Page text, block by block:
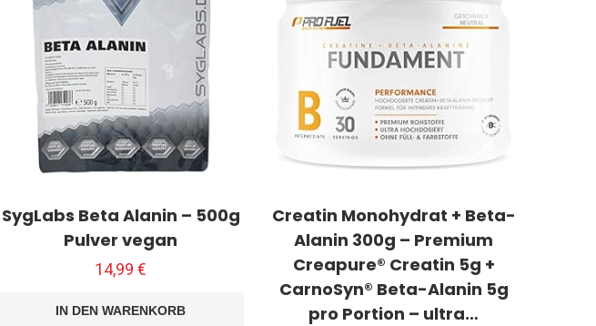
SygLabs Beta Alanin – 500g
Pulver vegan
14,99€
IN DEN WARENKORB
Creatin Monohydrat + Beta-
Alanin 300g – Premium
Creapure® Creatin 5g +
CarnoSyn® Beta-Alanin 5g
pro Portion – ultra…